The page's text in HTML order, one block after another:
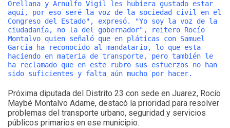
Orellana y Arnulfo Vigil les hubiera gustado estar
aquí, por eso seré la voz de la sociedad civil en el
Congreso del Estado", expresó. "Yo soy la voz de la
ciudadanía, no la del gobernador", reitero Rocío
Montalvo quien señaló que en pláticas con Samuel
García ha reconocido al mandatario, lo que esta
haciendo en materia de transporte, pero también le
ha reclamado que en este rubro sus esfuerzos no han
sido suficientes y falta aún mucho por hacer.
Próxima diputada del Distrito 23 con sede en Juarez, Rocío
Maybé Montalvo Adame, destacó la prioridad para resolver
problemas del transporte urbano, seguridad y servicios
públicos primarios en ese municipio.